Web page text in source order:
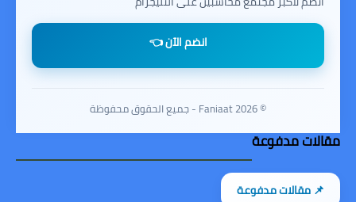
انضم الآن 👈
© 2026 Faniaat - جميع الحقوق محفوظة
مقالات مدفوعة
📌 مقالات مدفوعة